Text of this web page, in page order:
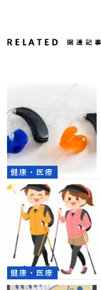
健康・医療
健康・医療